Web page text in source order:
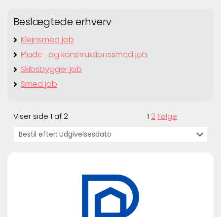
Beslægtede erhverv
Klejnsmed job
Plade- og konstruktionssmed job
Skibsbygger job
Smed job
Viser side 1 af 2 1 2 Følge